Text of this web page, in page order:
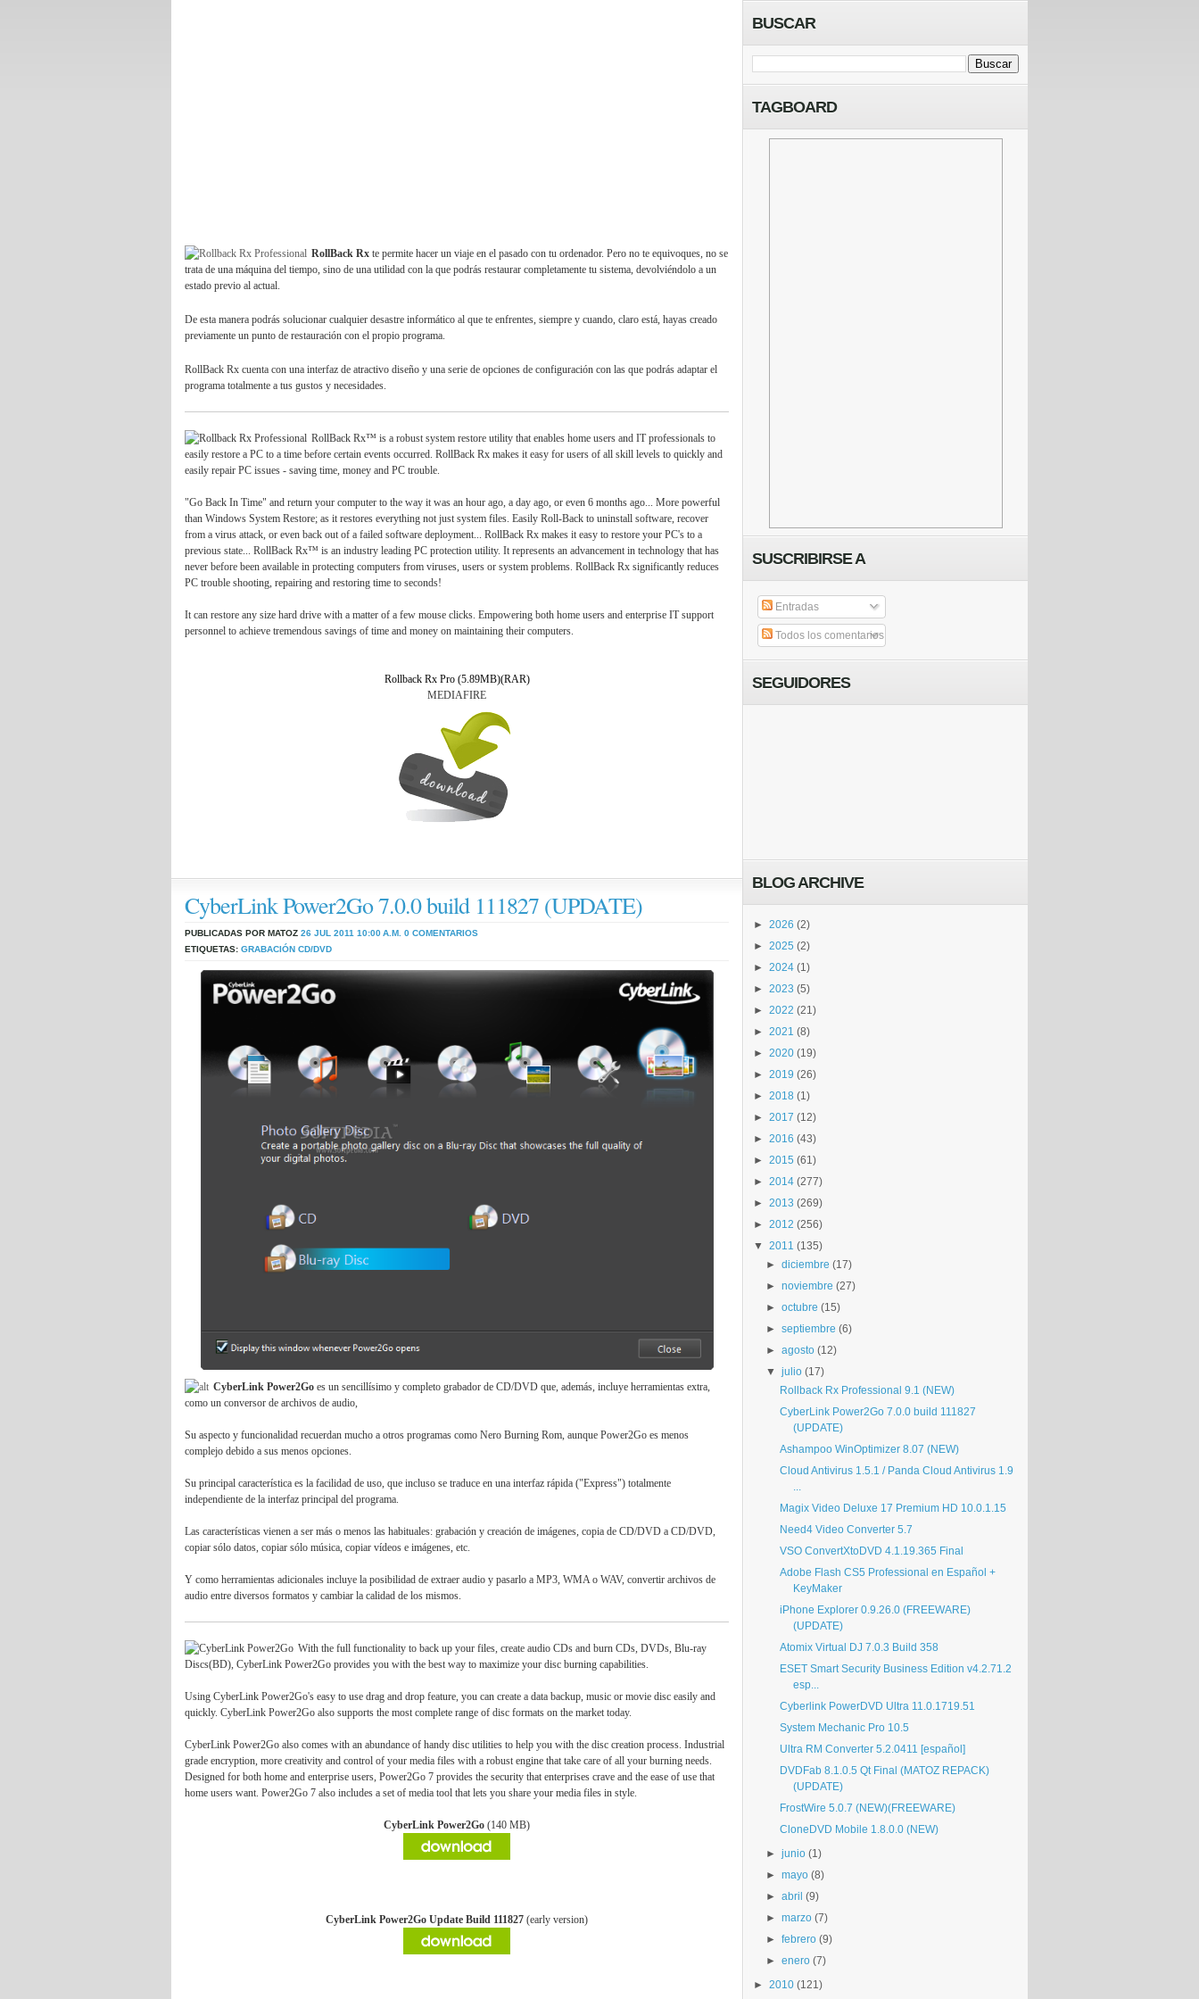
RollBack Rx te permite hacer un viaje en el pasado con tu ordenador. Pero no te equivoques, no se
trata de una máquina del tiempo, sino de una utilidad con la que podrás restaurar completamente tu sistema, devolviéndolo a un
estado previo al actual.
De esta manera podrás solucionar cualquier desastre informático al que te enfrentes, siempre y cuando, claro está, hayas creado
previamente un punto de restauración con el propio programa.
RollBack Rx cuenta con una interfaz de atractivo diseño y una serie de opciones de configuración con las que podrás adaptar el
programa totalmente a tus gustos y necesidades.
RollBack Rx™ is a robust system restore utility that enables home users and IT professionals to
easily restore a PC to a time before certain events occurred. RollBack Rx makes it easy for users of all skill levels to quickly and
easily repair PC issues - saving time, money and PC trouble.
"Go Back In Time" and return your computer to the way it was an hour ago, a day ago, or even 6 months ago... More powerful
than Windows System Restore; as it restores everything not just system files. Easily Roll-Back to uninstall software, recover
from a virus attack, or even back out of a failed software deployment... RollBack Rx makes it easy to restore your PC's to a
previous state... RollBack Rx™ is an industry leading PC protection utility. It represents an advancement in technology that has
never before been available in protecting computers from viruses, users or system problems. RollBack Rx significantly reduces
PC trouble shooting, repairing and restoring time to seconds!
It can restore any size hard drive with a matter of a few mouse clicks. Empowering both home users and enterprise IT support
personnel to achieve tremendous savings of time and money on maintaining their computers.
Rollback Rx Pro (5.89MB)(RAR)
MEDIAFIRE
CyberLink Power2Go 7.0.0 build 111827 (UPDATE)
PUBLICADAS POR MATOZ 26 JUL 2011 10:00 A.M. 0 COMENTARIOS
ETIQUETAS: GRABACIÓN CD/DVD
CyberLink Power2Go es un sencillísimo y completo grabador de CD/DVD que, además, incluye herramientas extra,
como un conversor de archivos de audio,
Su aspecto y funcionalidad recuerdan mucho a otros programas como Nero Burning Rom, aunque Power2Go es menos
complejo debido a sus menos opciones.
Su principal característica es la facilidad de uso, que incluso se traduce en una interfaz rápida ("Express") totalmente
independiente de la interfaz principal del programa.
Las características vienen a ser más o menos las habituales: grabación y creación de imágenes, copia de CD/DVD a CD/DVD,
copiar sólo datos, copiar sólo música, copiar vídeos e imágenes, etc.
Y como herramientas adicionales incluye la posibilidad de extraer audio y pasarlo a MP3, WMA o WAV, convertir archivos de
audio entre diversos formatos y cambiar la calidad de los mismos.
With the full functionality to back up your files, create audio CDs and burn CDs, DVDs, Blu-ray
Discs(BD), CyberLink Power2Go provides you with the best way to maximize your disc burning capabilities.
Using CyberLink Power2Go's easy to use drag and drop feature, you can create a data backup, music or movie disc easily and
quickly. CyberLink Power2Go also supports the most complete range of disc formats on the market today.
CyberLink Power2Go also comes with an abundance of handy disc utilities to help you with the disc creation process. Industrial
grade encryption, more creativity and control of your media files with a robust engine that take care of all your burning needs.
Designed for both home and enterprise users, Power2Go 7 provides the security that enterprises crave and the ease of use that
home users want. Power2Go 7 also includes a set of media tool that lets you share your media files in style.
CyberLink Power2Go (140 MB)
CyberLink Power2Go Update Build 111827 (early version)
BUSCAR
TAGBOARD
SUSCRIBIRSE A
Entradas
Todos los comentarios
SEGUIDORES
BLOG ARCHIVE
► 2026 (2)
► 2025 (2)
► 2024 (1)
► 2023 (5)
► 2022 (21)
► 2021 (8)
► 2020 (19)
► 2019 (26)
► 2018 (1)
► 2017 (12)
► 2016 (43)
► 2015 (61)
► 2014 (277)
► 2013 (269)
► 2012 (256)
▼ 2011 (135)
►diciembre (17)
►noviembre (27)
►octubre (15)
►septiembre (6)
►agosto (12)
▼julio (17)
Rollback Rx Professional 9.1 (NEW)
CyberLink Power2Go 7.0.0 build 111827
(UPDATE)
Ashampoo WinOptimizer 8.07 (NEW)
Cloud Antivirus 1.5.1 / Panda Cloud Antivirus 1.9
...
Magix Video Deluxe 17 Premium HD 10.0.1.15
Need4 Video Converter 5.7
VSO ConvertXtoDVD 4.1.19.365 Final
Adobe Flash CS5 Professional en Español +
KeyMaker
iPhone Explorer 0.9.26.0 (FREEWARE)
(UPDATE)
Atomix Virtual DJ 7.0.3 Build 358
ESET Smart Security Business Edition v4.2.71.2
esp...
Cyberlink PowerDVD Ultra 11.0.1719.51
System Mechanic Pro 10.5
Ultra RM Converter 5.2.0411 [español]
DVDFab 8.1.0.5 Qt Final (MATOZ REPACK)
(UPDATE)
FrostWire 5.0.7 (NEW)(FREEWARE)
CloneDVD Mobile 1.8.0.0 (NEW)
►junio (1)
►mayo (8)
►abril (9)
►marzo (7)
►febrero (9)
►enero (7)
► 2010 (121)